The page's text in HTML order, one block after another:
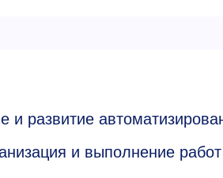
и развитие
и выполнение